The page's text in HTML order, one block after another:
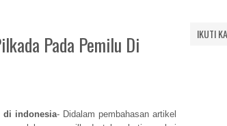
Pada Pemilu Di
di indonesia- Didalam pembahasan artikel
IKUTI